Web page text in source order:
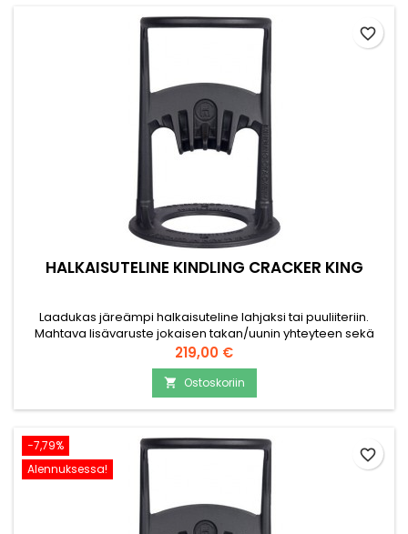
HALKAISUTELINE KINDLING CRACKER KING
Laadukas järeämpi halkaisuteline lahjaksi tai puuliiteriin.
Mahtava lisävaruste jokaisen takan/uunin yhteyteen sekä
kotiin että mökille. Klapien teko on helppoa ja nopeaa.
Helppo käyttää vaikka ei olisi koskaan halkonut klapeja.
Terävää kirvestä tai vaarallisia työkaluja ei tarvita.
Tarvittaessa telineen voi kiinnittää alustaan ruuveilla....
Hinta
219,00 €
 Ostoskoriin
favorite_border
−7,79%
Alennuksessa!
favorite_border